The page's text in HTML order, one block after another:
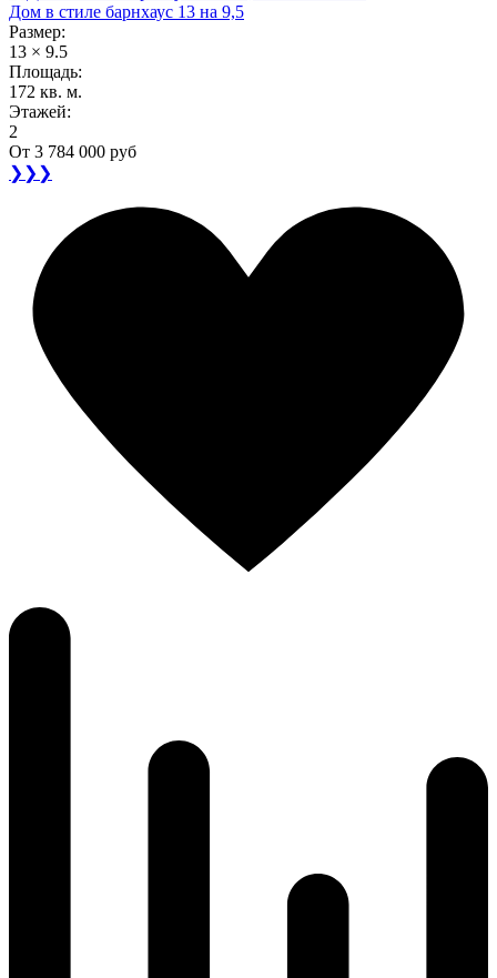
Дом в стиле барнхаус 13 на 9,5
Размер:
13 × 9.5
Площадь:
172 кв. м.
Этажей:
2
От 3 784 000 руб
❯❯❯